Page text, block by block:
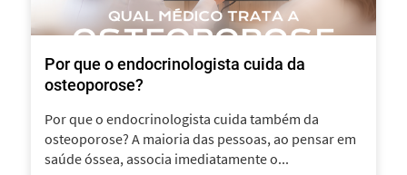
Por que o endocrinologista cuida da
osteoporose?
Por que o endocrinologista cuida também da
osteoporose? A maioria das pessoas, ao pensar em
saúde óssea, associa imediatamente o...